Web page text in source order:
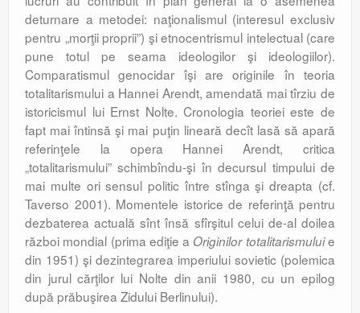
deturnare a metodei: naţionalismul (interesul exclusiv
pentru „morţii proprii”) şi etnocentrismul intelectual (care
pune totul pe seama ideologilor şi ideologiilor).
Comparatismul genocidar îşi are originile în teoria
totalitarismului a Hannei Arendt, amendată mai tîrziu de
istoricismul lui Ernst Nolte. Cronologia teoriei este de
fapt mai întinsă şi mai puţin lineară decît lasă să apară
referinţele la opera Hannei Arendt, critica
„totalitarismului” schimbîndu-şi în decursul timpului de
mai multe ori sensul politic între stînga şi dreapta (cf.
Taverso 2001). Momentele istorice de referinţă pentru
dezbaterea actuală sînt însă sfîrşitul celui de-al doilea
război mondial (prima ediţie a Originilor totalitarismuluie
din 1951) şi dezintegrarea imperiului sovietic (polemica
din jurul cărţilor lui Nolte din anii 1980, cu un epilog
după prăbuşirea Zidului Berlinului).